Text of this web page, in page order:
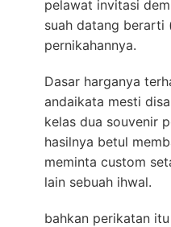
pelawat invitasi
suah datang berarti
pernikahannya.
Dasar harganya
andaikata mesti
kelas dua souvenir
hasilnya betul
meminta custom
lain sebuah ihwal.
bahkan perikatan